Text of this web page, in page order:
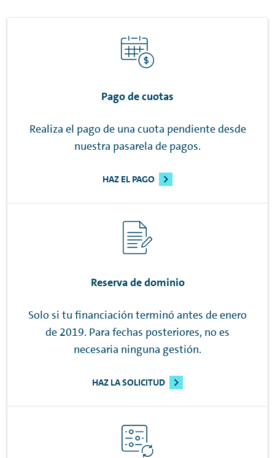
Pago de cuotas
Realiza el pago de una cuota pendiente desde
nuestra pasarela de pagos.
HAZ EL PAGO
Reserva de dominio
Solo si tu financiación terminó antes de enero
de 2019. Para fechas posteriores, no es
necesaria ninguna gestión.
HAZ LA SOLICITUD